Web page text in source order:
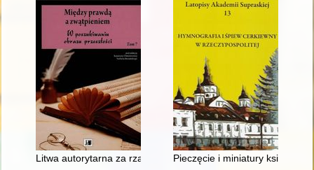
Litwa autorytarna za rządów Antanasa Smetony w latach
Pieczęcie i miniatury księcia